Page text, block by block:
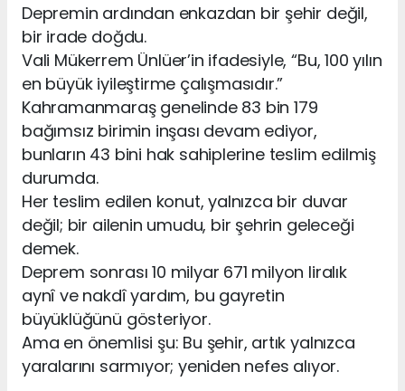
Depremin ardından enkazdan bir şehir değil,
bir irade doğdu.
Vali Mükerrem Ünlüer’in ifadesiyle, “Bu, 100 yılın
en büyük iyileştirme çalışmasıdır.”
Kahramanmaraş genelinde 83 bin 179
bağımsız birimin inşası devam ediyor,
bunların 43 bini hak sahiplerine teslim edilmiş
durumda.
Her teslim edilen konut, yalnızca bir duvar
değil; bir ailenin umudu, bir şehrin geleceği
demek.
Deprem sonrası 10 milyar 671 milyon liralık
aynî ve nakdî yardım, bu gayretin
büyüklüğünü gösteriyor.
Ama en önemlisi şu: Bu şehir, artık yalnızca
yaralarını sarmıyor; yeniden nefes alıyor.